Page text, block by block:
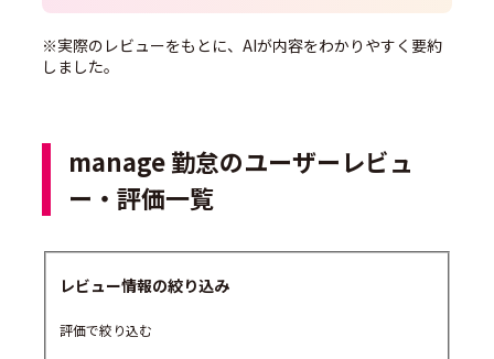
※実際のレビューをもとに、AIが内容をわかりやすく要約
しました。
manage 勤怠のユーザーレビュ
ー・評価一覧
レビュー情報の絞り込み
評価で絞り込む